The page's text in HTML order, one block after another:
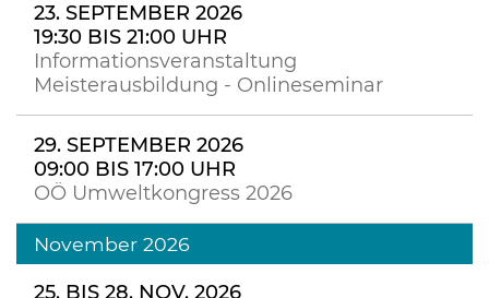
23. SEPTEMBER 2026
19:30 BIS 21:00 UHR
Informationsveranstaltung
Meisterausbildung - Onlineseminar
29. SEPTEMBER 2026
09:00 BIS 17:00 UHR
OÖ Umweltkongress 2026
November 2026
25. BIS 28. NOV. 2026